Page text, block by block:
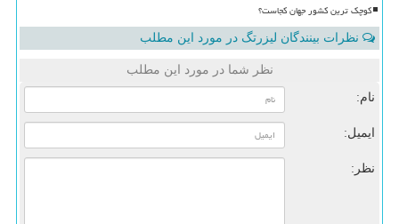
کوچک ترین کشور جهان کجاست؟
نظرات بینندگان لیزرتگ در مورد این مطلب
نظر شما در مورد این مطلب
نام:
ایمیل:
نظر: